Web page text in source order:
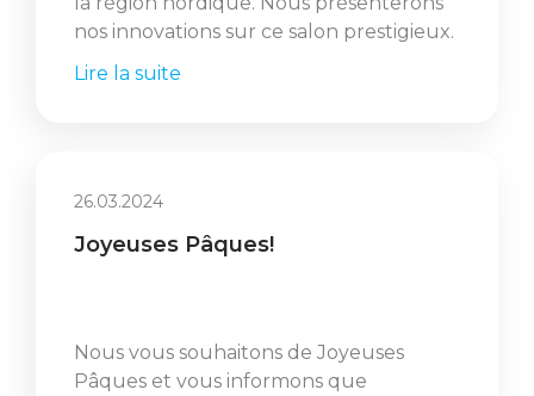
nos innovations sur ce salon prestigieux.
Lire la suite
26.03.2024
Joyeuses Pâques!
Nous vous souhaitons de Joyeuses
Pâques et vous informons que